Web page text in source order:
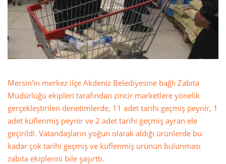
Mersin’in merkez ilçe Akdeniz Belediyesine bağlı Zabıta
Müdürlüğü ekipleri tarafından zincir marketlere yönelik
gerçekleştirilen denetimlerde, 11 adet tarihi geçmiş peynir, 1
adet küflenmiş peynir ve 2 adet tarihi geçmiş ayran ele
geçirildi. Vatandaşların yoğun olarak aldığı ürünlerde bu
kadar çok tarihi geçmiş ve küflenmiş ürünün bulunması
zabıta ekiplerini bile şaşırttı.